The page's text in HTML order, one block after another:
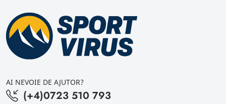
AI NEVOIE DE AJUTOR?
(+4)0723 510 793